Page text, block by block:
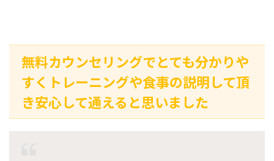
無料カウンセリングでとても分かりや
すくトレーニングや食事の説明して頂
き安心して通えると思いました